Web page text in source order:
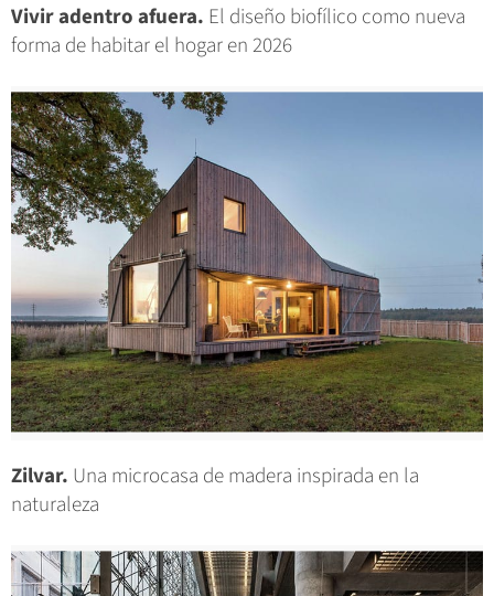
Vivir adentro afuera. El diseño biofílico como nueva
forma de habitar el hogar en 2026
Zilvar. Una microcasa de madera inspirada en la
naturaleza